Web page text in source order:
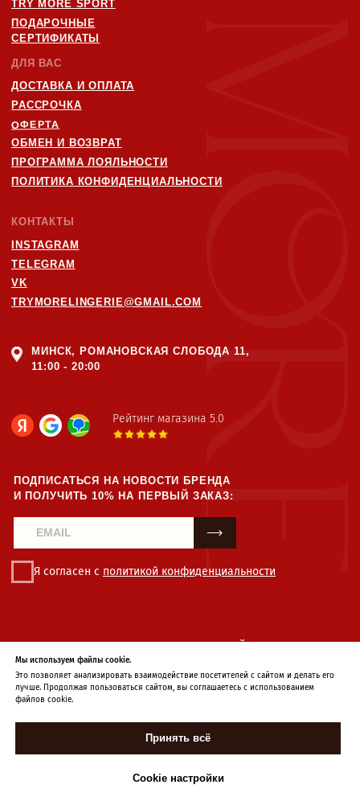
Мы используем файлы cookie.
Это позволяет анализировать взаимодействие посетителей с сайтом и делать его
лучше. Продолжая пользоваться сайтом, вы соглашаетесь с использованием
файлов cookie.
Принять всё
Cookie настройки